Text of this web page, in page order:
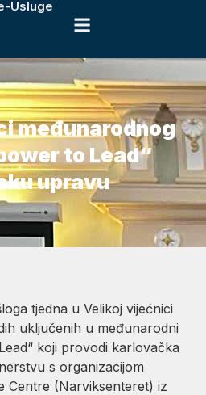
Usluge
međunarodnog
to Lead“
upravu
tjedna u Velikoj vijećnici
uključenih u međunarodni
koji provodi karlovačka
s organizacijom
Centre (Narviksenteret) iz